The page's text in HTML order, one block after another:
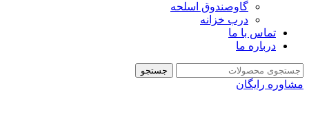
گاوصندوق اسلحه
درب خزانه
تماس با ما
درباره ما
جستجو
مشاوره رایگان